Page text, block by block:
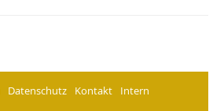
Datenschutz Kontakt Intern